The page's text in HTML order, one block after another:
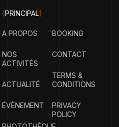
{PRINCIPAL}
A PROPOS
NOS
ACTIVITÉS
ACTUALITÉ
ÉVÈNEMENT
BOOKING
CONTACT
TERMS &
CONDITIONS
PRIVACY
POLICY